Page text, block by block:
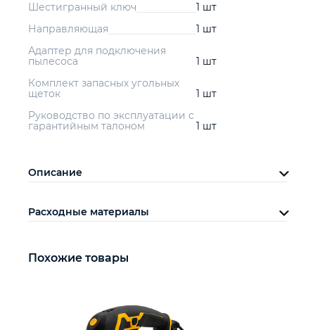
Шестигранный ключ
1 шт
Направляющая
1 шт
Адаптер для подключения
пылесоса
1 шт
Комплект запасных угольных
щеток
1 шт
Руководство по эксплуатации с
гарантийным талоном
1 шт
Описание
Расходные материалы
Похожие товары